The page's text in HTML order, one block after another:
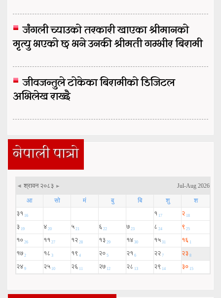
जंगली च्याउको तरकारी खाएका श्रीमानको
मृत्यु भएको छ भने उनकी श्रीमती गम्भीर बिरामी
जीवजन्तुले टोकेका बिरामीको डिजिटल
अभिलेख राख्दै
नेपाली पात्रो